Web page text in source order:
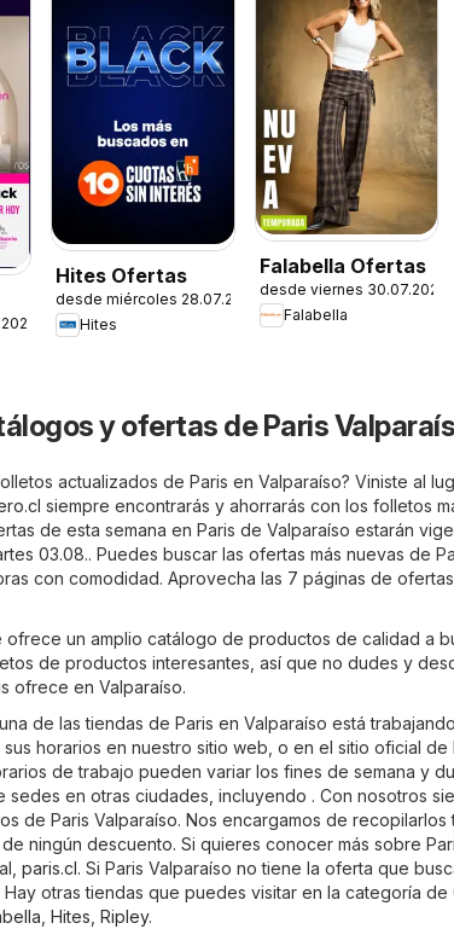
Hites Ofertas
desde miércoles 28.07.2026
Hites
Falabella Ofertas
desde viernes 30.07.2026
Falabella
y ofertas de Paris
actualizados de Paris en Valparaíso? Viniste al
siempre encontrarás y ahorrarás con los folletos
de esta semana en Paris de Valparaíso estarán
03.08.. Puedes buscar las ofertas más nuevas de
con comodidad. Aprovecha las 7 páginas de
ofrece un amplio catálogo de productos de calidad a
de productos interesantes, así que no dudes y
ofrece en Valparaíso.
de las tiendas de Paris en Valparaíso está
horarios en nuestro sitio web, o en el sitio oficial de
de trabajo pueden variar los fines de semana y
sedes en otras ciudades, incluyendo . Con nosotros
de Paris Valparaíso. Nos encargamos de recopilarlos
ningún descuento. Si quieres conocer más sobre
paris.cl. Si Paris Valparaíso no tiene la oferta que
otras tiendas que puedes visitar en la categoría de
Hites Ripley.